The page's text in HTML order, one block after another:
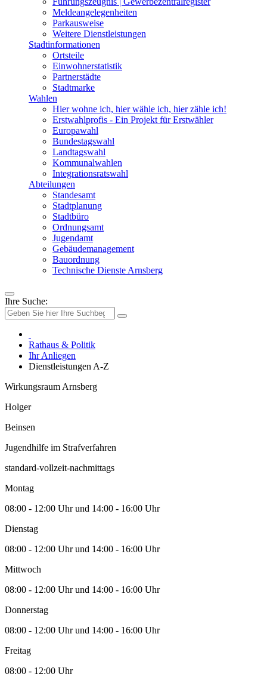
Meldeangelegenheiten
Parkausweise
Weitere Dienstleistungen
Stadtinformationen
Ortsteile
Einwohnerstatistik
Partnerstädte
Stadtmarke
Wahlen
Hier wohne ich, hier wähle ich, hier zähle ich!
Erstwahlprofis - Ein Projekt für Erstwähler
Europawahl
Bundestagswahl
Landtagswahl
Kommunalwahlen
Integrationsratswahl
Abteilungen
Standesamt
Stadtplanung
Stadtbüro
Ordnungsamt
Jugendamt
Gebäudemanagement
Bauordnung
Technische Dienste Arnsberg
Ihre Suche:
Rathaus & Politik
Ihr Anliegen
Dienstleistungen A-Z
Wirkungsraum Arnsberg
Holger
Beinsen
Jugendhilfe im Strafverfahren
standard-vollzeit-nachmittags
Montag
08:00 - 12:00 Uhr und 14:00 - 16:00 Uhr
Dienstag
08:00 - 12:00 Uhr und 14:00 - 16:00 Uhr
Mittwoch
08:00 - 12:00 Uhr und 14:00 - 16:00 Uhr
Donnerstag
08:00 - 12:00 Uhr und 14:00 - 16:00 Uhr
Freitag
08:00 - 12:00 Uhr